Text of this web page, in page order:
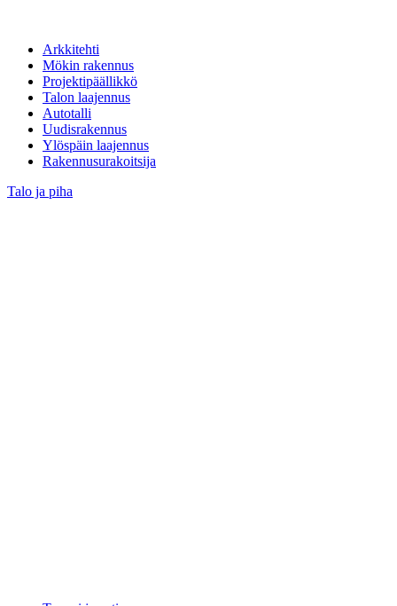
Arkkitehti
Mökin rakennus
Projektipäällikkö
Talon laajennus
Autotalli
Uudisrakennus
Ylöspäin laajennus
Rakennusurakoitsija
Talo ja piha